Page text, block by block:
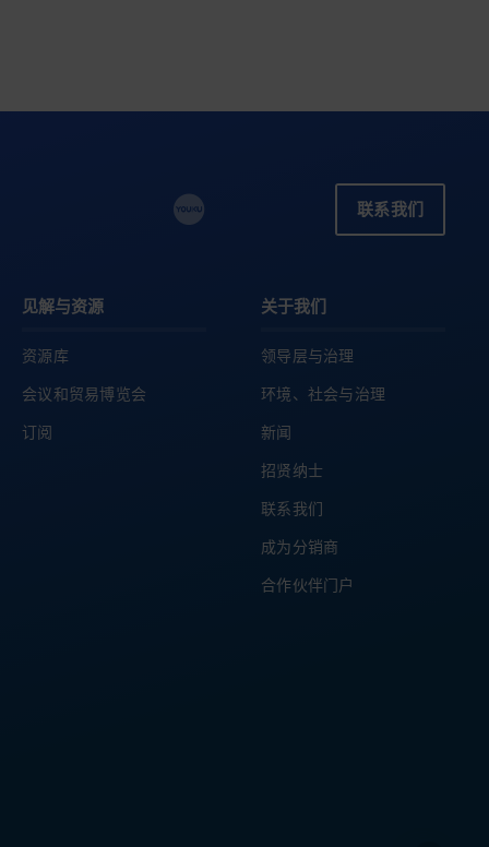
联系我们
见解与资源
资源库
会议和贸易博览会
订阅
关于我们
领导层与治理
环境、社会与治理
新闻
招贤纳士
联系我们
成为分销商
合作伙伴门户